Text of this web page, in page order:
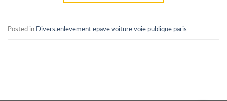
Posted in Divers,enlevement epave voiture voie publique paris